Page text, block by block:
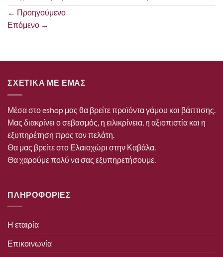
← Προηγούμενο
Επόμενο →
ΣΧΕΤΙΚΑ ΜΕ ΕΜΑΣ
Μέσα στο eshop μας θα βρείτε προϊόντα γάμου και βάπτισης.
Μας διακρίνει ο σεβασμός, η ειλικρίνεια, η αξιοπιστία και η
εξυπηρέτηση προς τον πελάτη.
Θα μας βρείτε στο Ελαιοχώρι στην Καβάλα.
Θα χαρούμε πολύ να σας εξυπηρετήσουμε.
ΠΛΗΡΟΦΟΡΙΕΣ
Η εταιρία
Επικοινωνία